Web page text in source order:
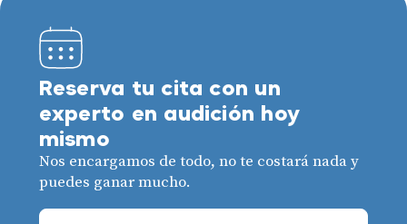
Reserva tu cita con un
experto en audición hoy
mismo
Nos encargamos de todo, no te costará nada y
puedes ganar mucho.